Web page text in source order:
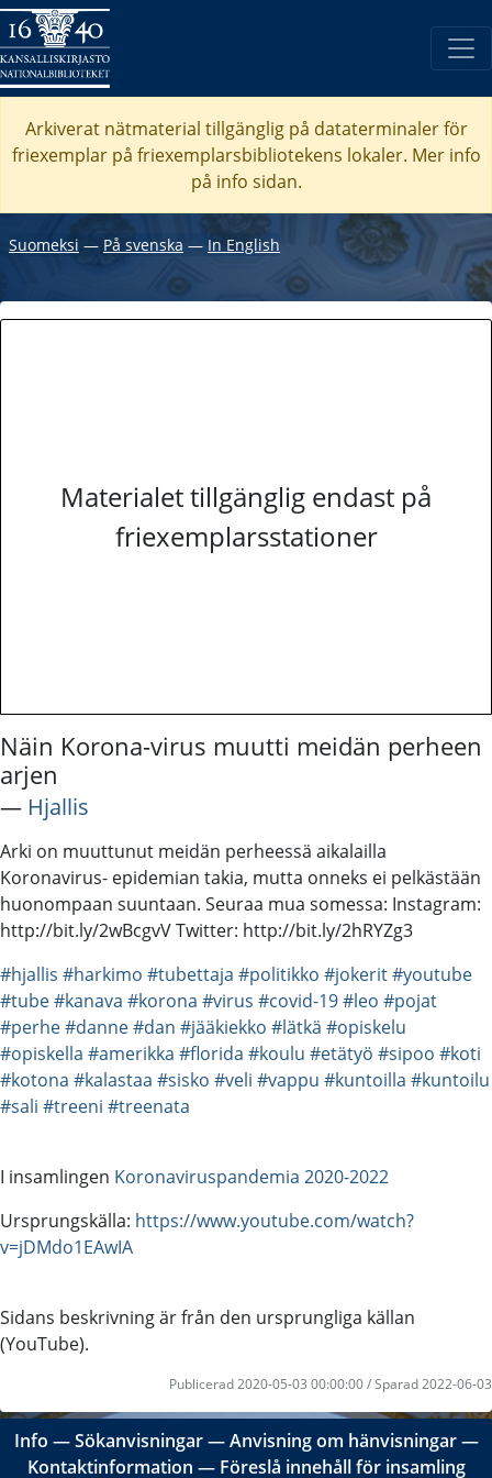
Arkiverat nätmaterial tillgänglig på dataterminaler för
friexemplar på friexemplarsbibliotekens lokaler. Mer info
på info sidan.
Suomeksi ― På svenska ― In English
Materialet tillgänglig endast på
friexemplarsstationer
Näin Korona-virus muutti meidän perheen
arjen
― Hjallis
Arki on muuttunut meidän perheessä aikalailla
Koronavirus- epidemian takia, mutta onneks ei pelkästään
huonompaan suuntaan. Seuraa mua somessa: Instagram:
http://bit.ly/2wBcgvV Twitter: http://bit.ly/2hRYZg3
#hjallis #harkimo #tubettaja #politikko #jokerit#youtube
#tube#kanava #korona #virus #covid-19#leo #pojat
#perhe#danne#dan #jääkiekko #lätkä #opiskelu
#opiskella #amerikka #florida #koulu #etätyö #sipoo #koti
#kotona #kalastaa #sisko #veli #vappu #kuntoilla #kuntoilu
#sali #treeni #treenata
I insamlingen Koronaviruspandemia 2020-2022
Ursprungskälla: https://www.youtube.com/watch?
v=jDMdo1EAwIA
Sidans beskrivning är från den ursprungliga källan
(YouTube).
Publicerad 2020-05-03 00:00:00 / Sparad 2022-06-03
Info ―Sökanvisningar―Anvisning om hänvisningar―
Kontaktinformation ― Föreslå innehåll för insamling